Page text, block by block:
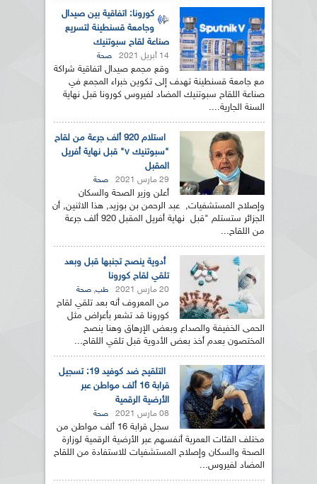
كورونا: اتفاقية بين صيدال
وجامعة قسنطينة لتسريع
صناعة لقاح سبوتنيك
14 أبريل 2021 صحة
وقع مجمع صيدال اتفاقية شراكة
مع جامعة قسنطينة تهدف إلى تكوين خبراء المجمع في
صناعة اللقاح سبوتنيك المضاد لفيروس كورونا قبل نهاية
السنة الجارية....
استلام 920 ألف جرعة من لقاح
"سبوتنيك v" قبل نهاية أفريل
المقبل
29 مارس 2021 صحة
أعلن وزير الصحة والسكان
وإصلاح المستشفيات, عبد الرحمن بن بوزيد, هذا الاثنين, أن
الجزائر ستستلم "قبل نهاية أفريل المقبل 920 ألف جرعة
من اللقاح...
أدوية ينصح تجنبها قبل وبعد
تلقي لقاح كورونا
20 مارس 2021 طب, صحة
من المعروف أنه بعد تلقي لقاح
كورونا قد تشعر بأعراض مثل
الحمى الخفيفة والصداع وبعض الإرهاق وهنا ينصح
المختصون بعدم أخذ بعض الأدوية قبل تلقي اللقاح...
التلقيح ضد كوفيد 19: تسجيل
قرابة 16 ألف مواطن عبر
الأرضية الرقمية
08 مارس 2021 صحة
سجل قرابة 16 ألف مواطن من
مختلف الفئات العمرية أنفسهم عبر الأرضية الرقمية لوزارة
الصحة والسكان وإصلاح المستشفيات للاستفادة من اللقاح
المضاد لفيروس...